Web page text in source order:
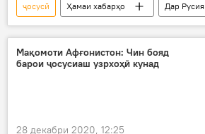
ҷосусӣ Ҳамаи хабарҳо
Дар Русия
Сиёсат
Иттиҳоди Аврупо
Мақомоти Афғонистон: Чин бояд
барои ҷосусиаш узрхоҳӣ кунад
28 декабри 2020, 12:25